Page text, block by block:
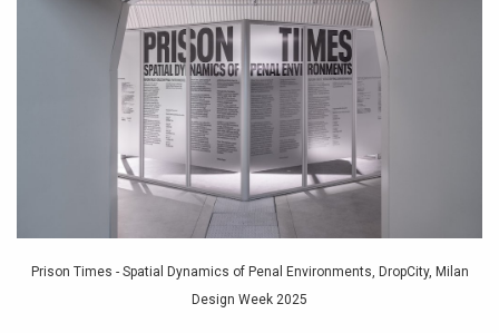
Prison Times - Spatial Dynamics of Penal Environments, DropCity, Milan
Design Week 2025